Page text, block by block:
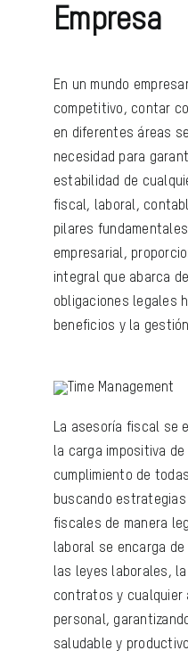
Empresa
En un mundo
competitivo, contar
en diferentes áreas
necesidad para
estabilidad de
fiscal, laboral,
pilares
empresarial,
integral que abarca
obligaciones legales
beneficios y la
La asesoría fiscal se
la carga impositiva
cumplimiento de
buscando
fiscales de manera
laboral se encarga
las leyes laborales,
contratos y cualquier
personal,
saludable y